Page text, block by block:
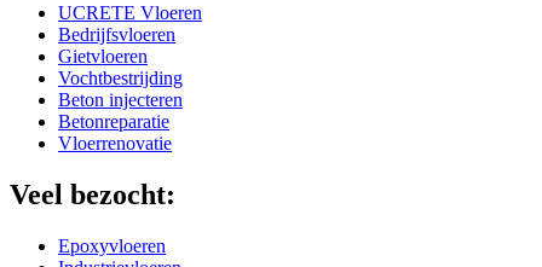
UCRETE Vloeren
Bedrijfsvloeren
Gietvloeren
Vochtbestrijding
Beton injecteren
Betonreparatie
Vloerrenovatie
Veel bezocht:
Epoxyvloeren